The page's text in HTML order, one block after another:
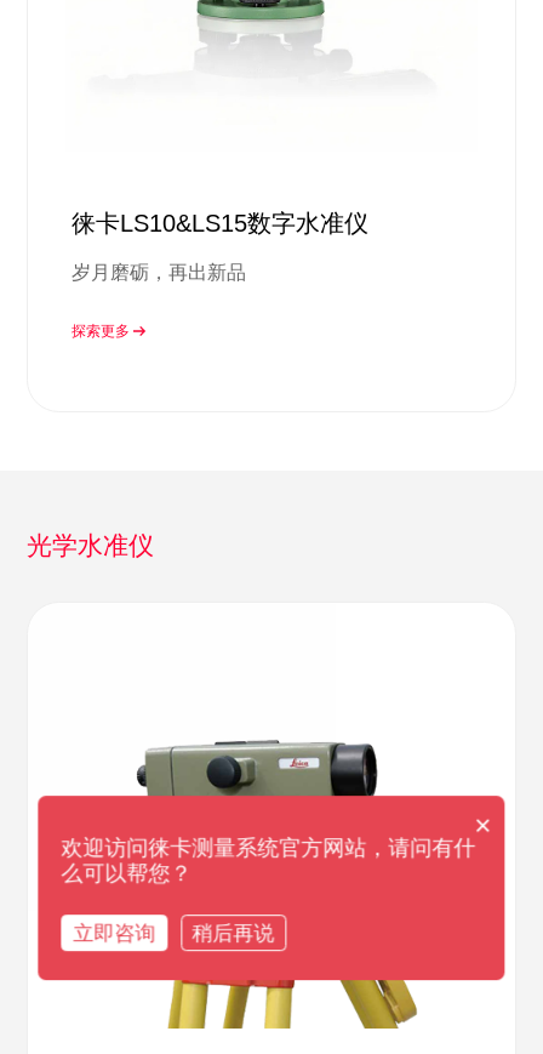
徕卡LS10&LS15数字水准仪
岁月磨砺，再出新品
探索更多
光学水准仪
×
欢迎访问徕卡测量系统官方网站，请问有什
么可以帮您？
立即咨询 稍后再说